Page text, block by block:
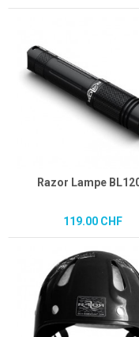
Razor Lampe
119.00 CHF